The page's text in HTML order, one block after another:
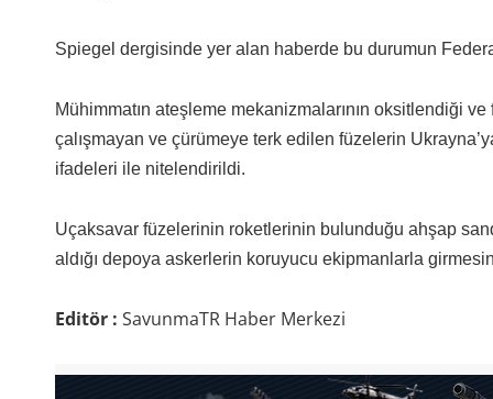
Spiegel dergisinde yer alan haberde bu durumun
Mühimmatın ateşleme mekanizmalarının oksitlendiği
çalışmayan ve çürümeye terk edilen füzelerin
ifadeleri ile nitelendirildi.
Uçaksavar füzelerinin roketlerinin bulunduğu ahşap
aldığı depoya askerlerin koruyucu ekipmanlarla
Editör : SavunmaTR Haber Merkezi